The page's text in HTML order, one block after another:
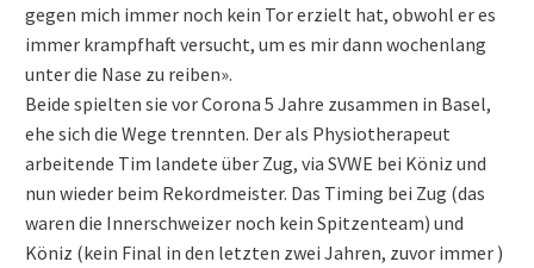
gegen mich immer noch kein Tor erzielt hat, obwohl er es
immer krampfhaft versucht, um es mir dann wochenlang
unter die Nase zu reiben».
Beide spielten sie vor Corona 5 Jahre zusammen in Basel,
ehe sich die Wege trennten. Der als Physiotherapeut
arbeitende Tim landete über Zug, via SVWE bei Köniz und
nun wieder beim Rekordmeister. Das Timing bei Zug (das
waren die Innerschweizer noch kein Spitzenteam) und
Köniz (kein Final in den letzten zwei Jahren, zuvor immer )